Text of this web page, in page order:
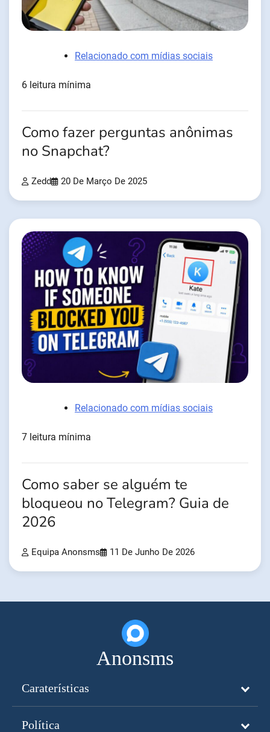
Relacionado com mídias sociais
6 leitura mínima
Como fazer perguntas anônimas
no Snapchat?
Zedd 20 De Março De 2025
Relacionado com mídias sociais
7 leitura mínima
Como saber se alguém te
bloqueou no Telegram? Guia de
2026
Equipa Anonsms 11 De Junho De 2026
Anonsms
Caraterísticas
Política